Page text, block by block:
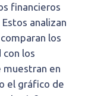
financieros
analizan
los
los
muestran en
el gráfico de